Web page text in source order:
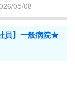
05/08
員】一般病院★